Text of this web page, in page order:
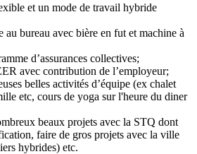
et un mode de travail hybride
au bureau avec bière en fut et machine à
d’assurances collectives;
avec contribution de l’employeur;
belles activités d’équipe (ex chalet
etc, cours de yoga sur l'heure du diner
beaux projets avec la STQ dont
faire de gros projets avec la ville
hybrides) etc.